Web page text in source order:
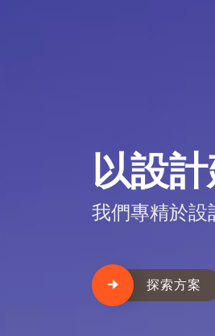
以設
我們專精於設
探索方案